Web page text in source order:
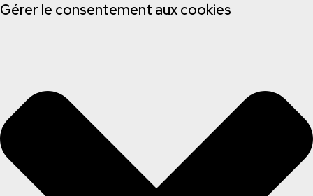
Gérer le consentement aux cookies